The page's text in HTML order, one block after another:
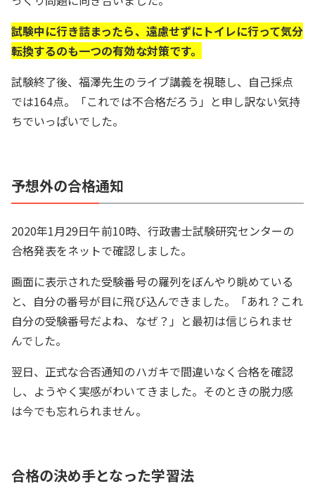
試験中に行き詰まったら、遠慮せずにトイレに行って気分
転換するのも一つの有効な対策です。
試験終了後、福澤先生のライブ講義を視聴し、自己採点
では164点。「これでは不合格だろう」と申し訳ない気持
ちでいっぱいでした。
予想外の合格通知
2020年1月29日午前10時、行政書士試験研究センターの
合格発表をネットで確認しました。
画面に表示された受験番号の羅列をぼんやり眺めている
と、自分の番号が目に飛び込んできました。「あれ？これ
自分の受験番号だよね、なぜ？」と最初は信じられませ
んでした。
翌日、正式な合否通知のハガキで間違いなく合格を確認
し、ようやく実感がわいてきました。そのときの脱力感
は今でも忘れられません。
合格の決め手となった学習法